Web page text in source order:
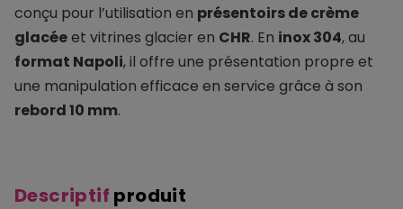
conçu pour l’utilisation en présentoirs de crème
glacéeet vitrines glacier en CHR. En inox 304, au
format Napoli, il offre une présentation propre et
une manipulation efficace en service grâce à son
rebord 10 mm.
Descriptif produit